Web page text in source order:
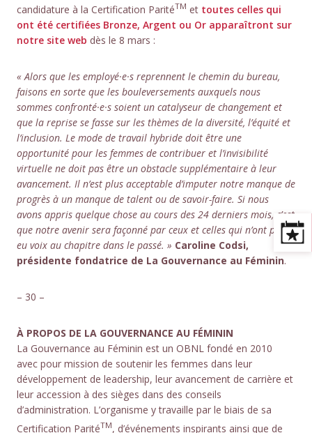
candidature à la Certification ParitéTM et toutes celles qui
ont été certifiées Bronze, Argent ou Or apparaîtront sur
notre site web dès le 8 mars :
« Alors que les employé·e·s reprennent le chemin du bureau,
faisons en sorte que les bouleversements auxquels nous
sommes confronté·e·s soient un catalyseur de changement et
que la reprise se fasse sur les thèmes de la diversité, l’équité et
l’inclusion. Le mode de travail hybride doit être une
opportunité pour les femmes de contribuer et l’invisibilité
virtuelle ne doit pas être un obstacle supplémentaire à leur
avancement. Il n’est plus acceptable d’imputer notre manque de
progrès à un manque de talent ou de savoir-faire. Si nous
avons appris quelque chose au cours des 24 derniers mois, c’est
que notre avenir sera façonné par ceux et celles qui n’ont pas
eu voix au chapitre dans le passé. » Caroline Codsi,
présidente fondatrice de La Gouvernance au Féminin.
– 30 –
À PROPOS DE LA GOUVERNANCE AU FÉMININ
La Gouvernance au Féminin est un OBNL fondé en 2010
avec pour mission de soutenir les femmes dans leur
développement de leadership, leur avancement de carrière et
leur accession à des sièges dans des conseils
d’administration. L’organisme y travaille par le biais de sa
Certification ParitéTM, d’événements inspirants ainsi que de